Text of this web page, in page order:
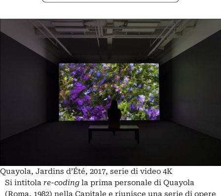
Quayola, Jardins d’Été, 2017, serie di video 4K
Si intitola re-coding la prima personale di Quayola
(Roma, 1982) nella Capitale e riunisce una serie di opere